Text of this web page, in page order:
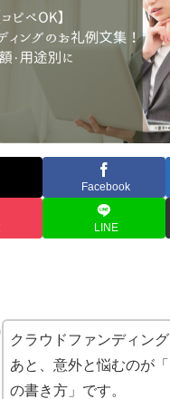
Facebook
LINE
クラウドファンディン
あと、意外と悩むのが
の書き方」です。